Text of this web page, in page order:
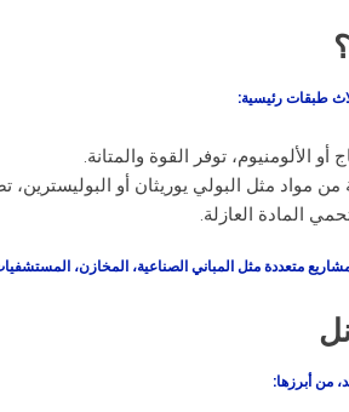
طبقات رئيسية:
الألومنيوم، توفر القوة والمتانة.
مواد مثل البولي يوريثان أو البوليسترين،
المادة العازلة.
متعددة مثل المباني الصناعية، المخازن،
من أبرزها: